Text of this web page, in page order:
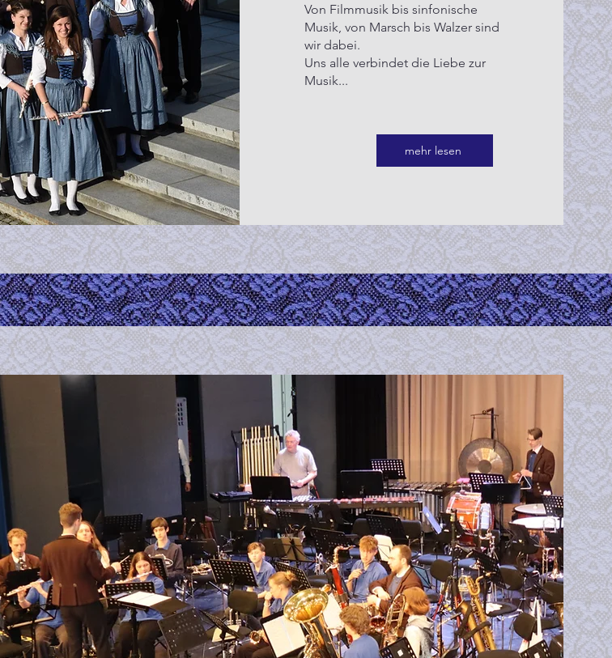
Von Filmmusik bis sinfonische
Musik, von Marsch bis Walzer sind
wir dabei.
Uns alle verbindet die Liebe zur
Musik...
mehr lesen